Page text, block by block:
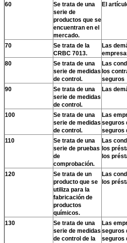
60
Se trata de una
serie de
productos que se
encuentran en el
mercado.
El
70
Se trata de la
CRBC 7013.
Las
80
Se trata de una
serie de medidas
de control.
Las
los
seguros
90
Se trata de una
serie de medidas
de control.
Las
100
Se trata de una
serie de medidas
de control.
Las
seguros
seguros
110
Se trata de una
serie de pruebas
de
comprobación.
Las
los
los
120
Se trata de un
producto que se
utiliza para la
fabricación de
productos
químicos.
Las
los
130
Se trata de una
serie de medidas
de control de la
Las
seguros
seguros